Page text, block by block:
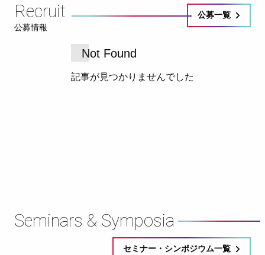
Recruit
公募情報
公募一覧
Not Found
記事が見つかりませんでした
Seminars & Symposia
セミナー・シンポジウム一覧